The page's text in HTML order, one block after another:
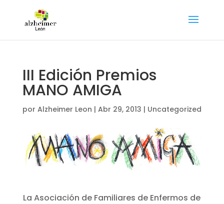
III Edición Premios
MANO AMIGA
por Alzheimer Leon | Abr 29, 2013 | Uncategorized
La Asociación de Familiares de Enfermos de